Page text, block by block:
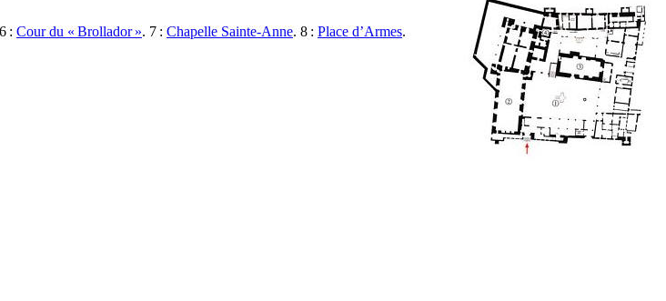
: Cour du « Brollador». 7 : Chapelle Sainte-Anne. 8 : Place d’Armes.